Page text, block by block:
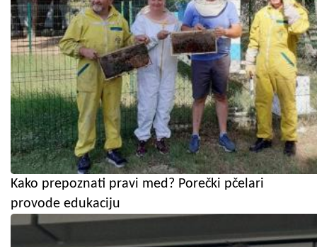
Kako prepoznati pravi med? Porečki pčelari
provode edukaciju